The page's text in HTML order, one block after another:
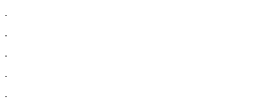
.
.
.
.
.